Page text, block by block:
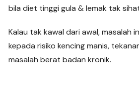
bila diet tinggi gula & lemak tak
Kalau tak kawal dari awal, masalah
kepada risiko kencing manis,
masalah berat badan kronik.